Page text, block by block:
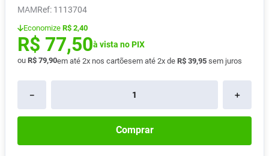
MAM : 1113704
Economize R$ 2,40
R$ 77,50à vista no PIX
ou R$ 79,90em até 2x nos cartõesem até 2x de R$ 39,95 sem juros
＋
－
Comprar
8º Absorvente
9º Pampers Confort Sec
10 Lavitan